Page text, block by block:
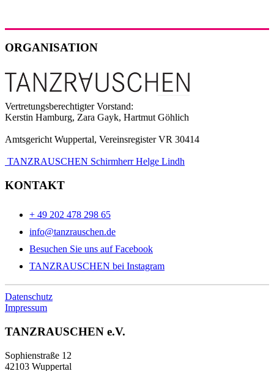
ORGANISATION
Vertretungsberechtigter Vorstand:
Kerstin Hamburg, Zara Gayk, Hartmut Göhlich
Amtsgericht Wuppertal, Vereinsregister VR 30414
TANZRAUSCHEN Schirmherr Helge Lindh
KONTAKT
+ 49 202 478 298 65
info@tanzrauschen.de
Besuchen Sie uns auf Facebook
TANZRAUSCHEN bei Instagram
Datenschutz
Impressum
TANZRAUSCHEN e.V.
Sophienstraße 12
42103 Wuppertal